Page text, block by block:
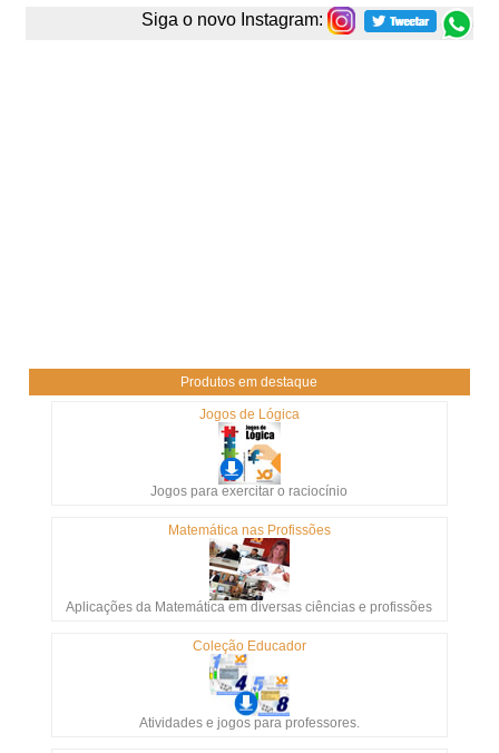
Siga o novo Instagram:
Produtos em destaque
Jogos de Lógica
Jogos para exercitar o raciocínio
Matemática nas Profissões
Aplicações da Matemática em diversas ciências e profissões
Coleção Educador
Atividades e jogos para professores.